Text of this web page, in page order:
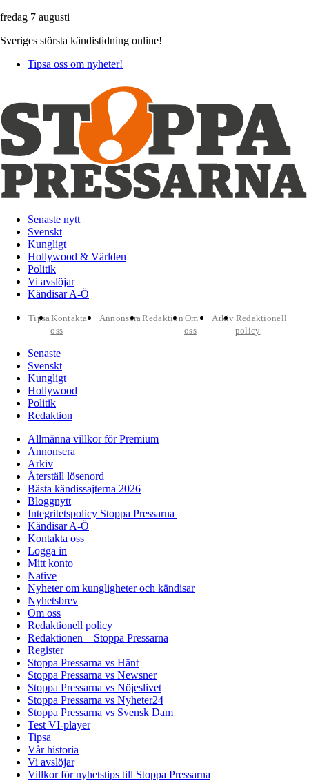
fredag 7 augusti
Sveriges största kändistidning online!
Tipsa oss om nyheter!
Senaste nytt
Svenskt
Kungligt
Hollywood & Världen
Politik
Vi avslöjar
Kändisar A-Ö
TipsaKontakta
oss
AnnonseraRedaktion Om
oss
Arkiv Redaktionell
policy
Senaste
Svenskt
Kungligt
Hollywood
Politik
Redaktion
Allmänna villkor för Premium
Annonsera
Arkiv
Återställ lösenord
Bästa kändissajterna 2026
Bloggnytt
Integritetspolicy Stoppa Pressarna
Kändisar A-Ö
Kontakta oss
Logga in
Mitt konto
Native
Nyheter om kungligheter och kändisar
Nyhetsbrev
Om oss
Redaktionell policy
Redaktionen – Stoppa Pressarna
Register
Stoppa Pressarna vs Hänt
Stoppa Pressarna vs Newsner
Stoppa Pressarna vs Nöjeslivet
Stoppa Pressarna vs Nyheter24
Stoppa Pressarna vs Svensk Dam
Test VI-player
Tipsa
Vår historia
Vi avslöjar
Villkor för nyhetstips till Stoppa Pressarna